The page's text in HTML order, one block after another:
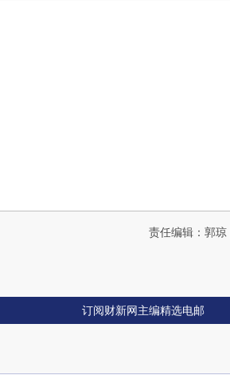
责任编辑：郭
订阅财新网主编精选电邮